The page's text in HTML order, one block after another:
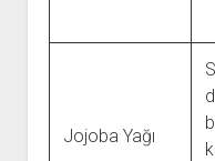
Jojoba Yağı